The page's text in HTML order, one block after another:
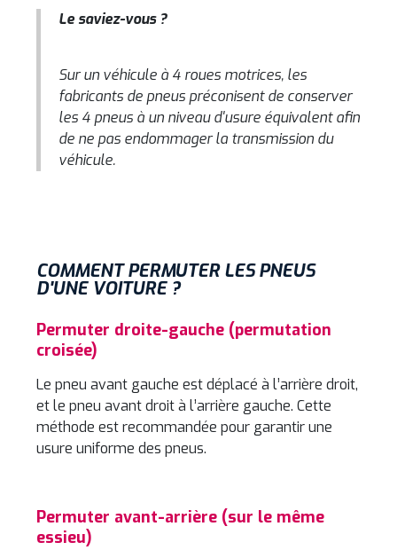
Le saviez-vous ?
Sur un véhicule à 4 roues motrices, les
fabricants de pneus préconisent de conserver
les 4 pneus à un niveau d'usure équivalent afin
de ne pas endommager la transmission du
véhicule.
COMMENT PERMUTER LES PNEUS
D'UNE VOITURE ?
Permuter droite-gauche (permutation
croisée)
Le pneu avant gauche est déplacé à l’arrière droit,
et le pneu avant droit à l’arrière gauche. Cette
méthode est recommandée pour garantir une
usure uniforme des pneus.
Permuter avant-arrière (sur le même
essieu)